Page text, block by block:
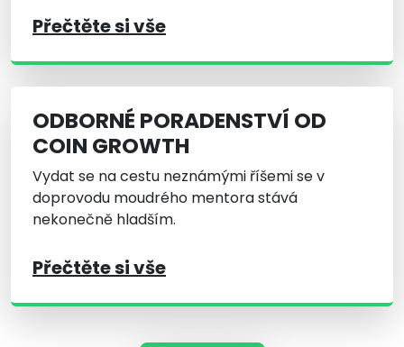
Přečtěte si vše
ODBORNÉ PORADENSTVÍ OD
COIN GROWTH
Vydat se na cestu neznámými říšemi se v
doprovodu moudrého mentora stává
nekonečně hladším.
Přečtěte si vše